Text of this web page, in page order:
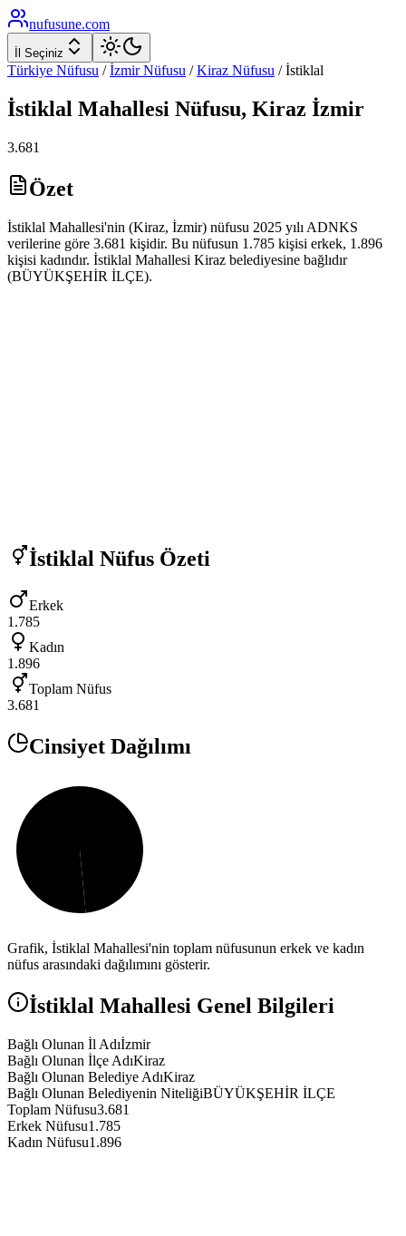
nufusune.com
İl Seçiniz
Türkiye Nüfusu / İzmirNüfusu / Kiraz Nüfusu /İstiklal
İstiklal Mahallesi Nüfusu, Kiraz İzmir
3.681
Özet
İstiklal Mahallesi'nin (Kiraz, İzmir) nüfusu 2025 yılı ADNKS
verilerine göre 3.681 kişidir. Bu nüfusun 1.785 kişisi erkek, 1.896
kişisi kadındır. İstiklal Mahallesi Kiraz belediyesine bağlıdır
(BÜYÜKŞEHİR İLÇE).
İstiklal Nüfus Özeti
Erkek
1.785
Kadın
1.896
Toplam Nüfus
3.681
Cinsiyet Dağılımı
Grafik, İstiklal Mahallesi'nin toplam nüfusunun erkek ve kadın
nüfus arasındaki dağılımını gösterir.
İstiklal Mahallesi Genel Bilgileri
Bağlı Olunan İl Adıİzmir
Bağlı Olunan İlçe AdıKiraz
Bağlı Olunan Belediye AdıKiraz
Bağlı Olunan Belediyenin NiteliğiBÜYÜKŞEHİR İLÇE
Toplam Nüfusu3.681
Erkek Nüfusu1.785
Kadın Nüfusu1.896